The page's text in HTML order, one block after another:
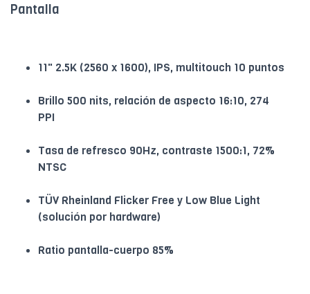
Pantalla
11" 2.5K (2560 x 1600), IPS, multitouch 10 puntos
Brillo 500 nits, relación de aspecto 16:10, 274
PPI
Tasa de refresco 90Hz, contraste 1500:1, 72%
NTSC
TÜV Rheinland Flicker Free y Low Blue Light
(solución por hardware)
Ratio pantalla-cuerpo 85%